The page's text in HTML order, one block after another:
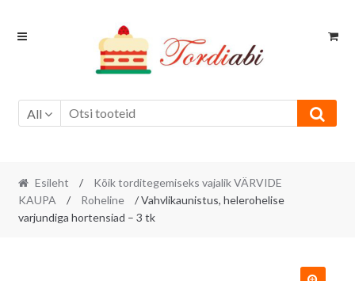
Skip
Skip
All
Esileht /
Kõik torditegemiseks vajalik VÄRVIDE
KAUPA
/ Roheline
/ Vahvlikaunistus, helerohelise
varjundiga hortensiad – 3 tk